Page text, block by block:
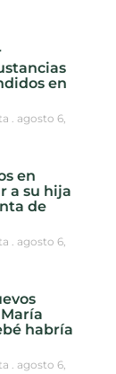
en
agosto 6,
en
a su hija
de
agosto 6,
habría
agosto 6,